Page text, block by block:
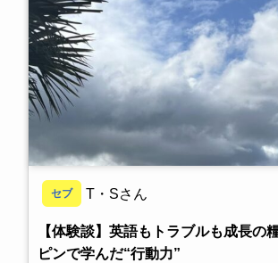
セブ T・Sさん
【体験談】英語もトラブルも成長の
ピンで学んだ“行動力”